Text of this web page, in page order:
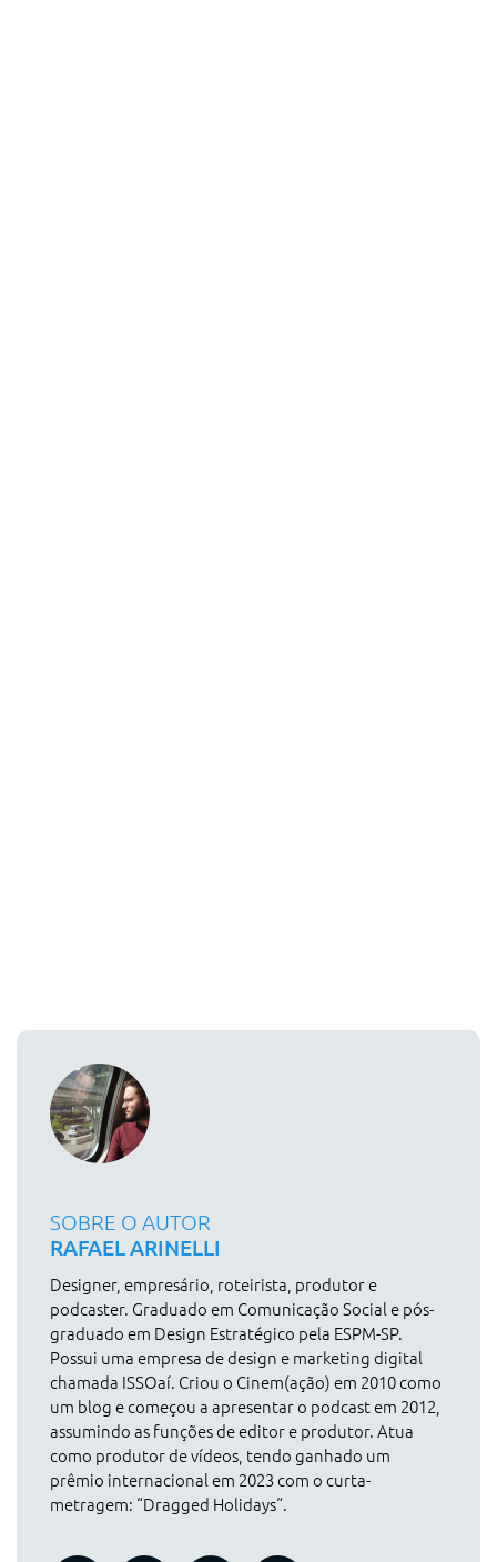
SOBRE O AUTOR
RAFAEL ARINELLI
Designer, empresário, roteirista, produtor e
podcaster. Graduado em Comunicação Social e pós-
graduado em Design Estratégico pela ESPM-SP.
Possui uma empresa de design e marketing digital
chamada ISSOaí. Criou o Cinem(ação) em 2010 como
um blog e começou a apresentar o podcast em 2012,
assumindo as funções de editor e produtor. Atua
como produtor de vídeos, tendo ganhado um
prêmio internacional em 2023 com o curta-
metragem: “Dragged Holidays“.